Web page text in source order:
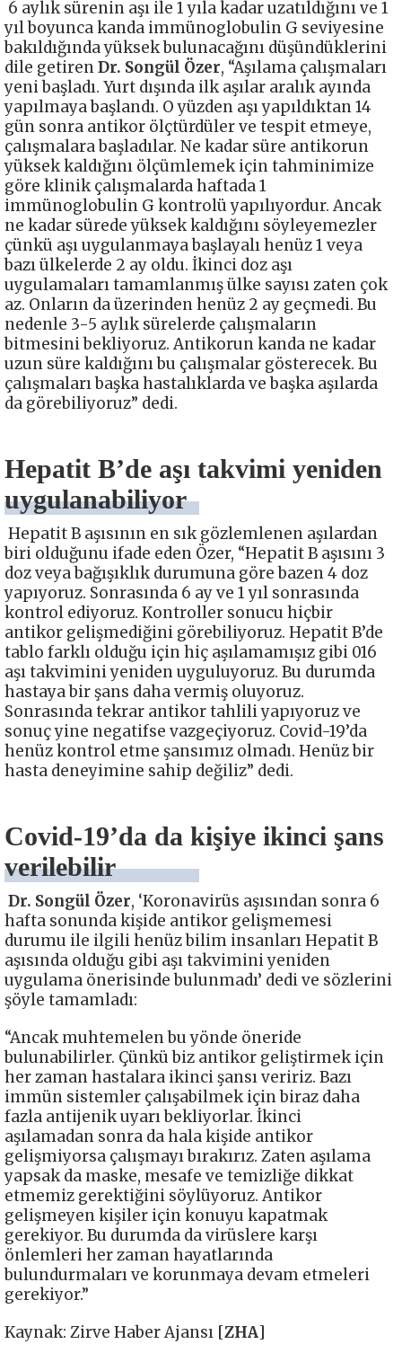
6 aylık sürenin aşı ile 1 yıla kadar uzatıldığını ve 1
yıl boyunca kanda immünoglobulin G seviyesine
bakıldığında yüksek bulunacağını düşündüklerini
dile getirenDr. Songül Özer, “Aşılama çalışmaları
yeni başladı. Yurt dışında ilk aşılar aralık ayında
yapılmaya başlandı. O yüzden aşı yapıldıktan 14
gün sonra antikor ölçtürdüler ve tespit etmeye,
çalışmalara başladılar. Ne kadar süre antikorun
yüksek kaldığını ölçümlemek için tahminimize
göre klinik çalışmalarda haftada 1
immünoglobulin G kontrolü yapılıyordur. Ancak
ne kadar sürede yüksek kaldığını söyleyemezler
çünkü aşı uygulanmaya başlayalı henüz 1 veya
bazı ülkelerde 2 ay oldu. İkinci doz aşı
uygulamaları tamamlanmış ülke sayısı zaten çok
az. Onların da üzerinden henüz 2 ay geçmedi. Bu
nedenle 3-5 aylık sürelerde çalışmaların
bitmesini bekliyoruz. Antikorun kanda ne kadar
uzun süre kaldığını bu çalışmalar gösterecek. Bu
çalışmaları başka hastalıklarda ve başka aşılarda
da görebiliyoruz” dedi.
Hepatit B’de aşı takvimi yeniden
uygulanabiliyor
Hepatit B aşısının en sık gözlemlenen aşılardan
biri olduğunu ifade eden Özer, “Hepatit B aşısını 3
doz veya bağışıklık durumuna göre bazen 4 doz
yapıyoruz. Sonrasında 6 ay ve 1 yıl sonrasında
kontrol ediyoruz. Kontroller sonucu hiçbir
antikor gelişmediğini görebiliyoruz. Hepatit B’de
tablo farklı olduğu için hiç aşılamamışız gibi 016
aşı takvimini yeniden uyguluyoruz. Bu durumda
hastaya bir şans daha vermiş oluyoruz.
Sonrasında tekrar antikor tahlili yapıyoruz ve
sonuç yine negatifse vazgeçiyoruz. Covid-19’da
henüz kontrol etme şansımız olmadı. Henüz bir
hasta deneyimine sahip değiliz” dedi.
Covid-19’da da kişiye ikinci şans
verilebilir
Dr. Songül Özer, ‘Koronavirüs aşısından sonra 6
hafta sonunda kişide antikor gelişmemesi
durumu ile ilgili henüz bilim insanları Hepatit B
aşısında olduğu gibi aşı takvimini yeniden
uygulama önerisinde bulunmadı’ dedi ve sözlerini
şöyle tamamladı:
“Ancak muhtemelen bu yönde öneride
bulunabilirler. Çünkü biz antikor geliştirmek için
her zaman hastalara ikinci şansı veririz. Bazı
immün sistemler çalışabilmek için biraz daha
fazla antijenik uyarı bekliyorlar. İkinci
aşılamadan sonra da hala kişide antikor
gelişmiyorsa çalışmayı bırakırız. Zaten aşılama
yapsak da maske, mesafe ve temizliğe dikkat
etmemiz gerektiğini söylüyoruz. Antikor
gelişmeyen kişiler için konuyu kapatmak
gerekiyor. Bu durumda da virüslere karşı
önlemleri her zaman hayatlarında
bulundurmaları ve korunmaya devam etmeleri
gerekiyor.”
Kaynak: Zirve Haber Ajansı [ZHA]